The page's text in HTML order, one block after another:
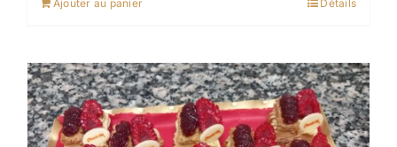
Ajouter au panier Détails